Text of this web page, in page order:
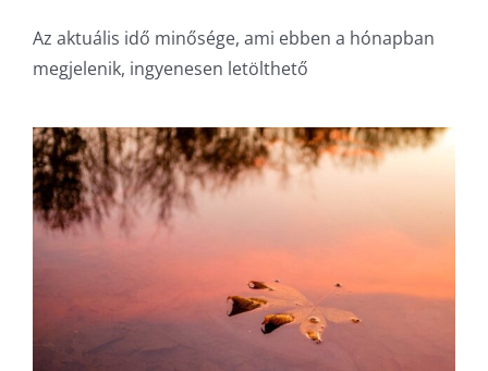
Az aktuális idő minősége, ami ebben a hónapban
megjelenik, ingyenesen letölthető